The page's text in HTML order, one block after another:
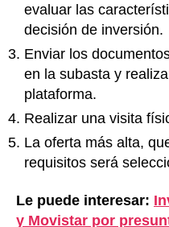
evaluar las
decisión de inversión.
Enviar los
en la subasta y
plataforma.
Realizar una visita
La oferta más alta,
requisitos será
Le puede interesar:
y Movistar por